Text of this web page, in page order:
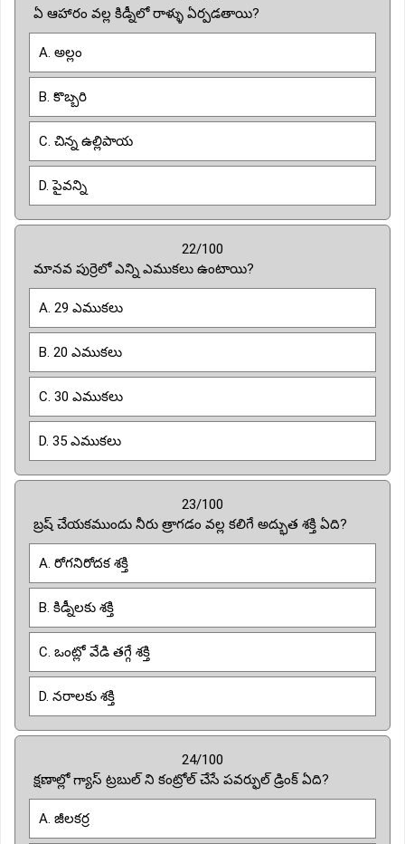
ఏ ఆహారం వల్ల కిడ్నీలో రాళ్ళు ఏర్పడతాయి?
A. అల్లం
B. కొబ్బరి
C. చిన్న ఉల్లిపాయ
D. పైవన్ని
22/100
మానవ పుర్రెలో ఎన్ని ఎముకలు ఉంటాయి?
A. 29 ఎముకలు
B. 20 ఎముకలు
C. 30 ఎముకలు
D. 35 ఎముకలు
23/100
బ్రష్ చేయకముందు నీరు త్రాగడం వల్ల కలిగే అద్భుత శక్తి ఏది?
A. రోగనిరోదక శక్తి
B. కిడ్నీలకు శక్తి
C. ఒంట్లో వేడి తగ్గే శక్తి
D. నరాలకు శక్తి
24/100
క్షణాల్లో గ్యాస్ ట్రబుల్ ని కంట్రోల్ చేసే పవర్ఫుల్ డ్రింక్ ఏది?
A. జీలకర్ర